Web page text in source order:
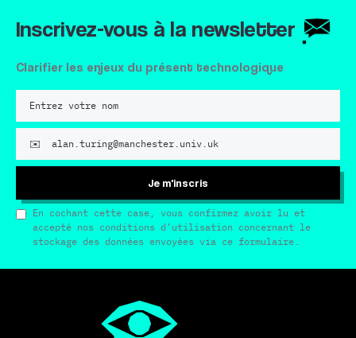
Inscrivez-vous à la newsletter
Clarifier les enjeux du présent technologique
Je m'inscris
En cochant cette case, vous confirmez avoir lu et
accepté nos conditions d’utilisation concernant le
stockage des données envoyées via ce formulaire.